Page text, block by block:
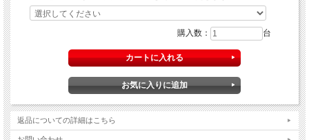
購入数： 台
返品についての詳細はこちら